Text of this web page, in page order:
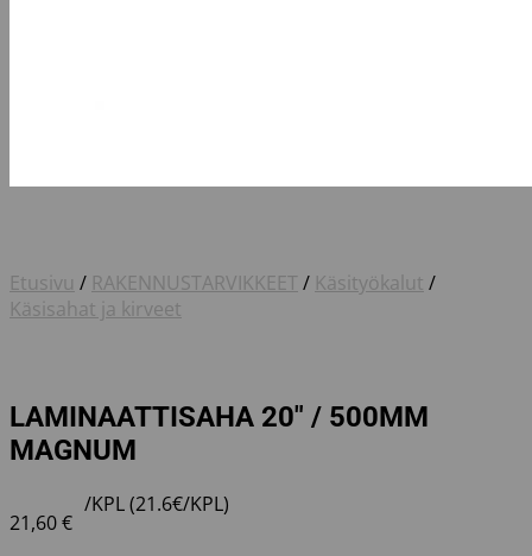
Etusivu / RAKENNUSTARVIKKEET / Käsityökalut /
Käsisahat ja kirveet
LAMINAATTISAHA 20″ / 500MM
MAGNUM
21,60€
/KPL (21.6€/KPL)